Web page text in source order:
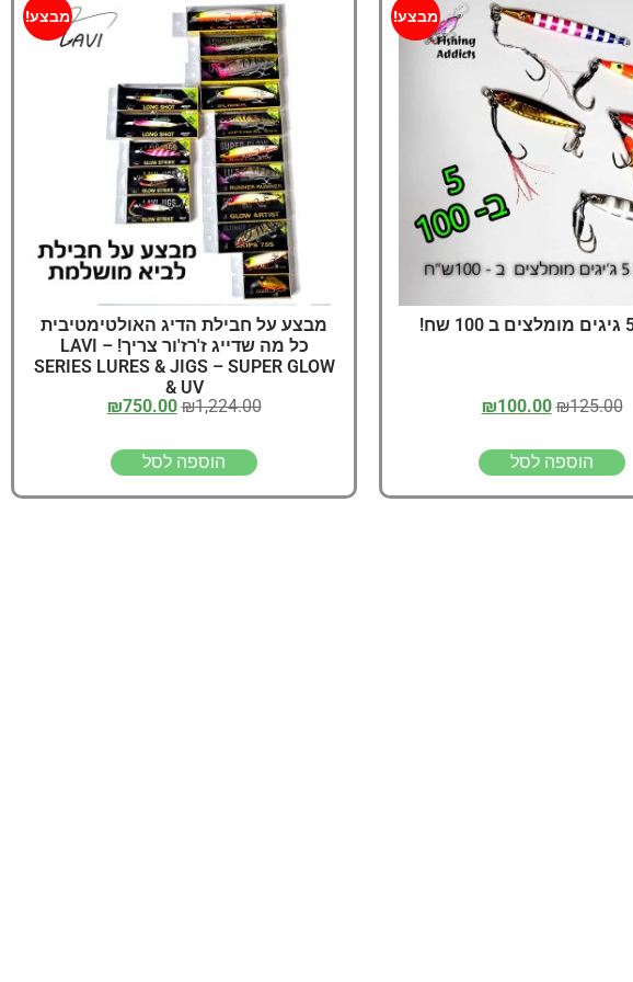
דיג – מאמרים בנושא דיג
החנות שלי – ציוד מומלץ שווה להכנס!
סל קניות
תקנון אתר
מבצע!
₪125.00
₪100.00
הוספה לסל
מבצע!
מבצע על חבילת הדיג האולטימטיבית
כל מה שדייג ז'רז'ור צריך! – LAVI
SERIES LURES & JIGS – SUPER GLOW
& UV
₪1,224.00
₪750.00
הוספה לסל